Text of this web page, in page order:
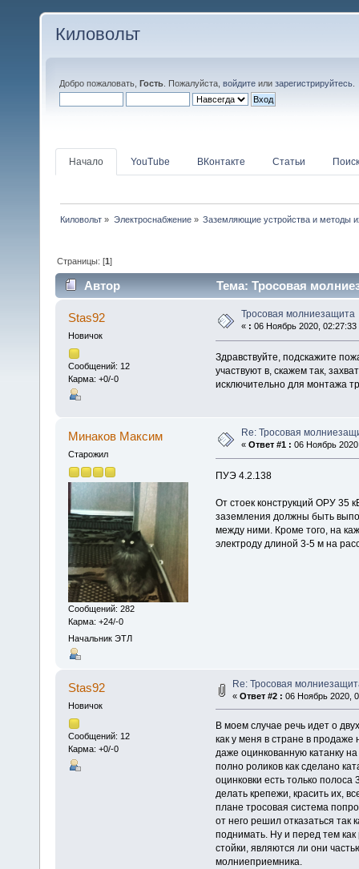
Киловольт
Добро пожаловать, Гость . Пожалуйста, войдите или зарегистрируйтесь
Начало YouTube ВКонтакте Статьи Поиск
Киловольт » Электроснабжение» Заземляющие устройства и методы
Страницы: [1]
Автор Тема: Тросовая
Stas92
Новичок
Сообщений: 12
Карма: +0/-0
Тросовая молниезащита
« : 06 Ноябрь 2020, 02:27:33
Здравствуйте, подскажите
участвуют в, скажем так,
исключительно для монтажа
Минаков Максим
Старожил
Сообщений: 282
Карма: +24/-0
Начальник ЭТЛ
Re: Тросовая
« Ответ #1 : 06 Ноябрь
ПУЭ 4.2.138
От стоек конструкций ОРУ 35
заземления должны быть
между ними. Кроме того, на
электроду длиной 3-5 м на
Stas92
Новичок
Сообщений: 12
Карма: +0/-0
Re: Тросовая
« Ответ #2 : 06 Ноябрь 2020,
В моем случае речь идет о
как у меня в стране в
даже оцинкованную катанку
полно роликов как сделано
оцинковки есть только
делать крепежи, красить их,
плане тросовая система
от него решил отказаться так
поднимать. Ну и перед тем
стойки, являются ли они
молниеприемника.